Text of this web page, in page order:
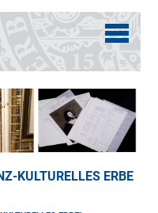
KULTURELLES ERBE